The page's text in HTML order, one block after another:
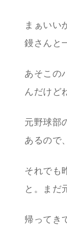
まぁいい
鏝さんと
あそこの
んだけど
元野球部
あるので
それでも
と。まだ
帰ってき